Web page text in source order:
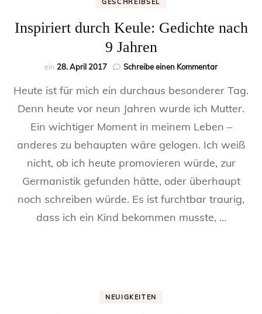
GESCHREIBSEL
Inspiriert durch Keule: Gedichte nach
9 Jahren
ein 28. April 2017 Schreibe einen Kommentarzu
durch
Gedichte
nach
Jahren
Heute ist für mich ein durchaus besonderer Tag.
Denn heute vor neun Jahren wurde ich Mutter.
Ein wichtiger Moment in meinem Leben –
anderes zu behaupten wäre gelogen. Ich weiß
nicht, ob ich heute promovieren würde, zur
Germanistik gefunden hätte, oder überhaupt
noch schreiben würde. Es ist furchtbar traurig,
dass ich ein Kind bekommen musste, …
NEUIGKEITEN